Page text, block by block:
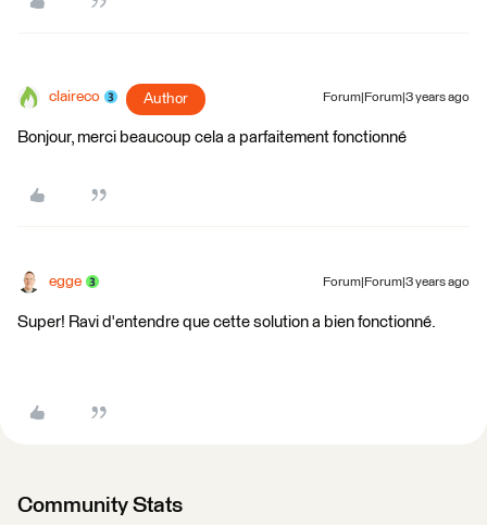
claireco Author Forum|Forum|3 years ago
Bonjour, merci beaucoup cela a parfaitement fonctionné
egge Forum|Forum|3 years ago
Super! Ravi d'entendre que cette solution a bien fonctionné.
Community Stats